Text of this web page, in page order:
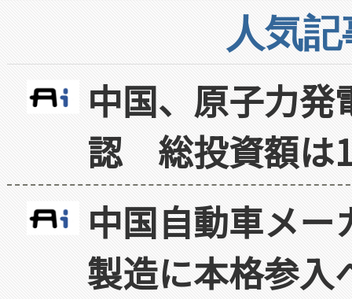
人気
中国、原子力
認 総投資額は
中国自動車メ
製造に本格参入